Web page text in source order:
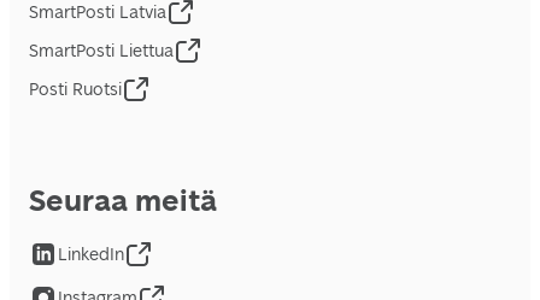
SmartPosti Latvia
SmartPosti Liettua
Posti Ruotsi
Seuraa meitä
LinkedIn